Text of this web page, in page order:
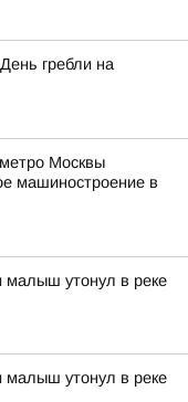
гребли на
Москвы
машиностроение в
малыш утонул в реке
малыш утонул в реке